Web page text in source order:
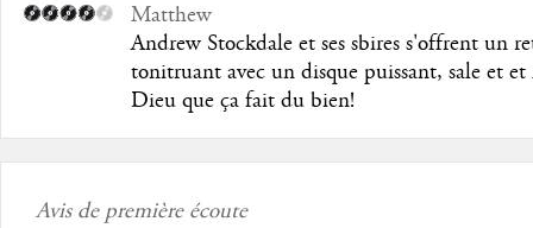
Matthew
Andrew Stockdale et ses sbires s'offrent un
tonitruant avec un disque puissant, sale et
Dieu que ça fait du bien!
Avis de première écoute